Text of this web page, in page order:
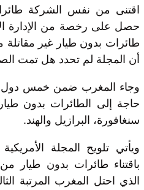
حصل على رخصة من الإدارة
طائرات بدون طيار غير
أن المجلة لم تحدد هل تمت
وجاء المغرب ضمن خمس دول
حاجة إلى الطائرات بدون
سنغافورة، البرازيل والهند.
ويأتي تلويح المجلة
الذي احتل المغرب المرتبة